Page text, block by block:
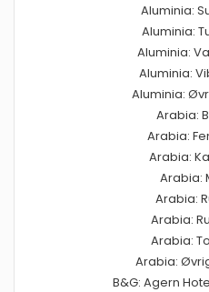
Aluminia:
Aluminia:
Aluminia:
Aluminia:
Aluminia:
Arabia:
Arabia:
Arabia:
Arabia:
Arabia:
Arabia:
Arabia:
Arabia:
B&G: Agern